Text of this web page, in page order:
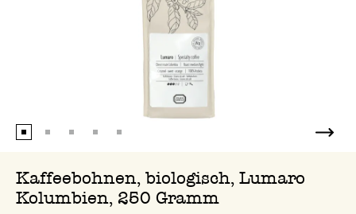
Kaffeebohnen, biologisch, Lumaro
Kolumbien, 250 Gramm